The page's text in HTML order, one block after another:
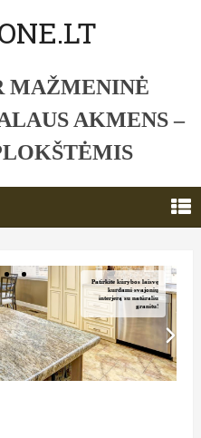
MAŽMENINĖ
AKMENS –
Patirkite kūrybos laisvę
kurdami svajonių
interjerą su natūraliu
granitu!